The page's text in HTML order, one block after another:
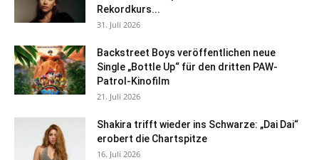
Rekordkurs...
31. Juli 2026
Backstreet Boys veröffentlichen neue
Single „Bottle Up“ für den dritten PAW-
Patrol-Kinofilm
21. Juli 2026
Shakira trifft wieder ins Schwarze: „Dai Dai“
erobert die Chartspitze
16. Juli 2026